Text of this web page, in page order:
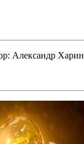
Александр Харин